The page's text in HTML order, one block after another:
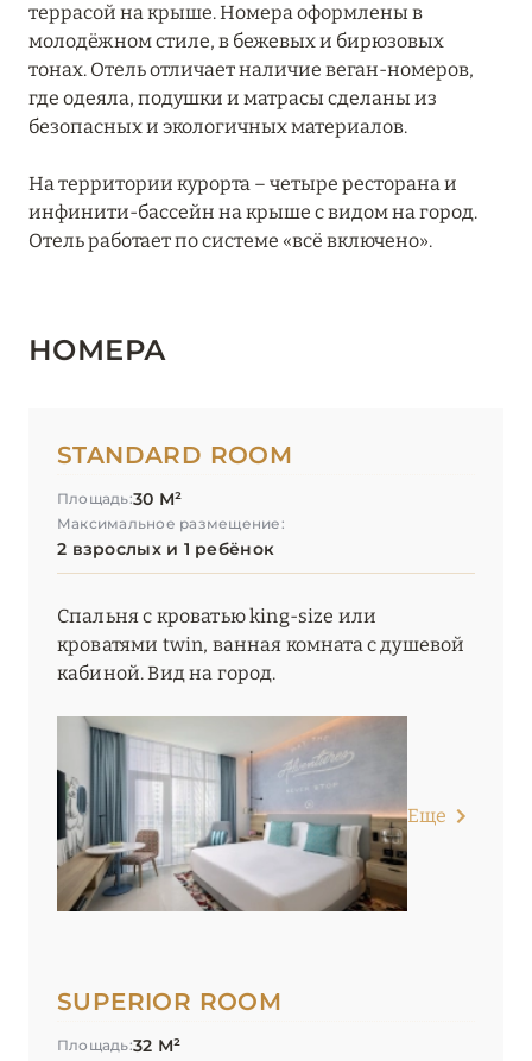
JA Palm Tree Court
Jumeirah Beach Hotel
Jumeirah Creekside Hotel
Jumeirah Living Marina Gate
Kempinski Hotel Mall of the Emirates
Le Meridien Mina Seyahi Beach Resort & Waterpark
Le Royal Mеridien Beach Resort & Spa
Madinat – Jumeirah Al Naseem
Madinat – Jumeirah Al Qasr
Madinat – Jumeirah Dar Al Masyaf
Mandarin Oriental Jumeira, Dubai
NH Collection Dubai The Palm
Nikki Beach Resort & Spa Dubai
One&Only One Za'abeel
One&Only The Palm
Palace Downtown
террасой на крыше. Номера оформлены в
молодёжном стиле, в бежевых и бирюзовых
тонах. Отель отличает наличие веган-номеров,
где одеяла, подушки и матрасы сделаны из
безопасных и экологичных материалов.
На территории курорта – четыре ресторана и
инфинити-бассейн на крыше с видом на город.
Отель работает по системе «всё включено».
НОМЕРА
STANDARD ROOM
Площадь:30 М²
Максимальное размещение:
2 взрослых и 1 ребёнок
Спальня с кроватью king-size или
кроватями twin, ванная комната с душевой
кабиной. Вид на город.
Еще
SUPERIOR ROOM
Площадь:32 М²